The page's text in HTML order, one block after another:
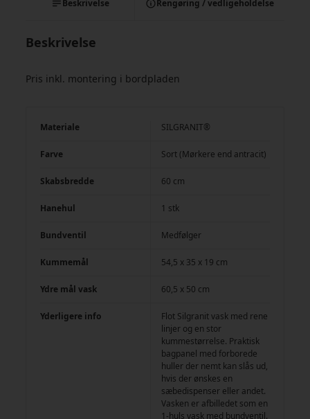
Beskrivelse Rengøring / vedligeholdelse
Beskrivelse
Pris inkl. montering i bordpladen
Materiale SILGRANIT®
Farve Sort (Mørkere end antracit)
Skabsbredde 60 cm
Hanehul 1 stk
Bundventil Medfølger
Kummemål 54,5 x 35 x 19 cm
Ydre mål vask 60,5 x 50 cm
Yderligere info
Flot Silgranit vask med rene
linjer og en stor
kummestørrelse. Praktisk
bagpanel med forborede
huller der nemt kan slås ud,
hvis der ønskes en
sæbedispenser eller andet.
Vasken er afbilledet som en
1-huls vask med bundventil.